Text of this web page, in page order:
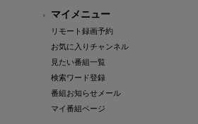
マイメニュー
リモート録画予約
お気に入りチャンネル
見たい番組一覧
検索ワード登録
番組お知らせメール
マイ番組ページ